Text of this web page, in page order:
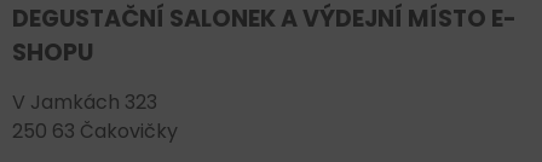
DEGUSTAČNÍ SALONEK A VÝDEJNÍ MÍSTO E-
SHOPU
V Jamkách 323
250 63 Čakovičky